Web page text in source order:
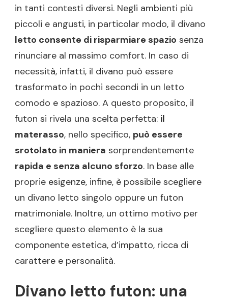
in tanti contesti diversi. Negli ambienti più
piccoli e angusti, in particolar modo, il divano
letto consente di risparmiare spazio senza
rinunciare al massimo comfort. In caso di
necessità, infatti, il divano può essere
trasformato in pochi secondi in un letto
comodo e spazioso. A questo proposito, il
futon si rivela una scelta perfetta: il
materasso, nello specifico, può essere
srotolato in maniera sorprendentemente
rapida e senza alcuno sforzo. In base alle
proprie esigenze, infine, è possibile scegliere
un divano letto singolo oppure un futon
matrimoniale. Inoltre, un ottimo motivo per
scegliere questo elemento è la sua
componente estetica, d’impatto, ricca di
carattere e personalità.
Divano letto futon: una